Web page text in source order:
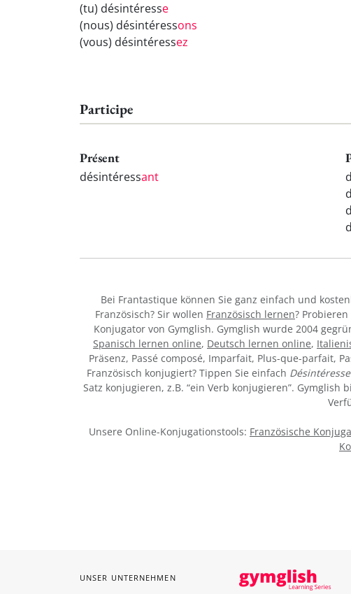
(tu) désintéresse
(nous) désintéressons
(vous) désintéressez
Participe
Présent
désintéressant
Bei Frantastique können Sie ganz einfach und
Französisch? Sir wollen Französisch lernen?
Konjugator von Gymglish. Gymglish wurde 2004
Spanisch lernen online, Deutsch lernen online,
Präsenz, Passé composé, Imparfait, Plus-que-parfait,
Französisch konjugiert? Tippen Sie einfach
Satz konjugieren, z.B. “ein Verb konjugieren”.
Unsere Online-Konjugationstools: Französische
UNSER UNTERNEHMEN